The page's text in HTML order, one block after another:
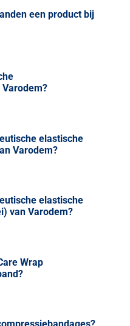
een product bij
elastische
Varodem?
elastische
van Varodem?
Wrap